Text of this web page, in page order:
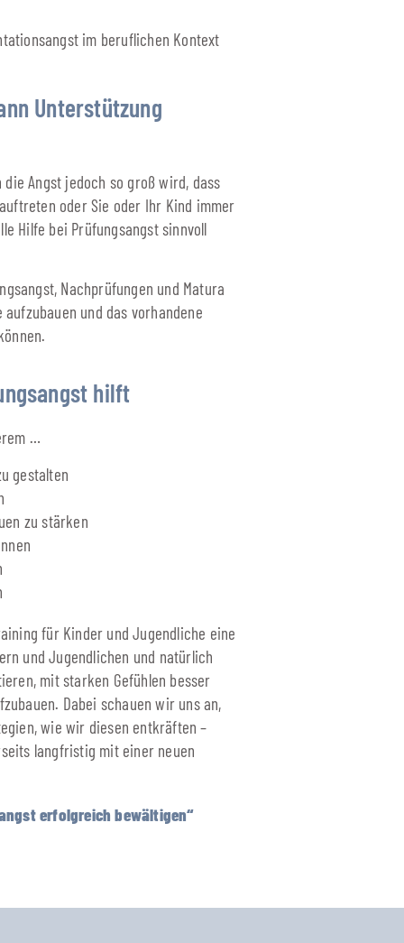
im beruflichen Kontext
Unterstützung
Angst jedoch so groß wird, dass
oder Sie oder Ihr Kind immer
Hilfe bei Prüfungsangst sinnvoll
Nachprüfungen und Matura
und das vorhandene
hilft
…
gestalten
zu stärken
für Kinder und Jugendliche eine
und Jugendlichen und natürlich
mit starken Gefühlen besser
Dabei schauen wir uns an,
wie wir diesen entkräften –
langfristig mit einer neuen
erfolgreich bewältigen“